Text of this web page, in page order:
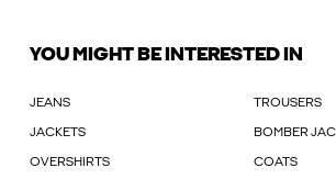
YOU MIGHT BE INTERESTED IN
JEANS TROUSERS
JACKETS BOMBER
OVERSHIRTS COATS